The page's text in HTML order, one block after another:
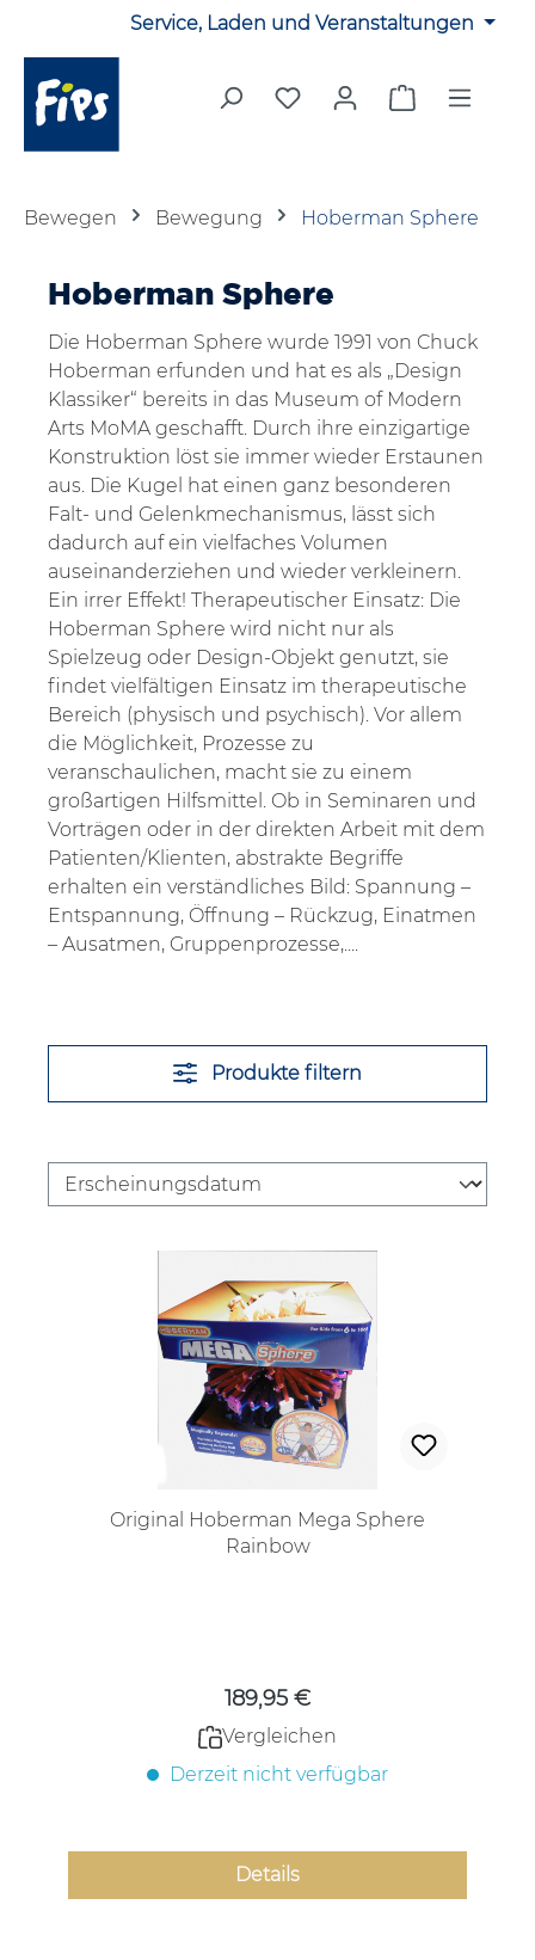
Zum Hauptinhalt springenService, Laden und Veranstaltungen
Du hast 0 Produkte auf
Warenkorb
Bewegen Bewegung Hoberman Sphere
Hoberman Sphere
Die Hoberman Sphere wurde 1991 von Chuck
Hoberman erfunden und hat es als „Design
Klassiker“ bereits in das Museum of Modern
Arts MoMA geschafft. Durch ihre einzigartige
Konstruktion löst sie immer wieder Erstaunen
aus. Die Kugel hat einen ganz besonderen
Falt- und Gelenkmechanismus, lässt sich
dadurch auf ein vielfaches Volumen
auseinanderziehen und wieder verkleinern.
Ein irrer Effekt! Therapeutischer Einsatz: Die
Hoberman Sphere wird nicht nur als
Spielzeug oder Design-Objekt genutzt, sie
findet vielfältigen Einsatz im therapeutische
Bereich (physisch und psychisch). Vor allem
die Möglichkeit, Prozesse zu
veranschaulichen, macht sie zu einem
großartigen Hilfsmittel. Ob in Seminaren und
Vorträgen oder in der direkten Arbeit mit dem
Patienten/Klienten, abstrakte Begriffe
erhalten ein verständliches Bild: Spannung –
Entspannung, Öffnung – Rückzug, Einatmen
– Ausatmen, Gruppenprozesse,....
Produkte filtern
Original Hoberman Mega Sphere
Rainbow
189,95 €
Vergleichen
Derzeit nicht verfügbar
Details